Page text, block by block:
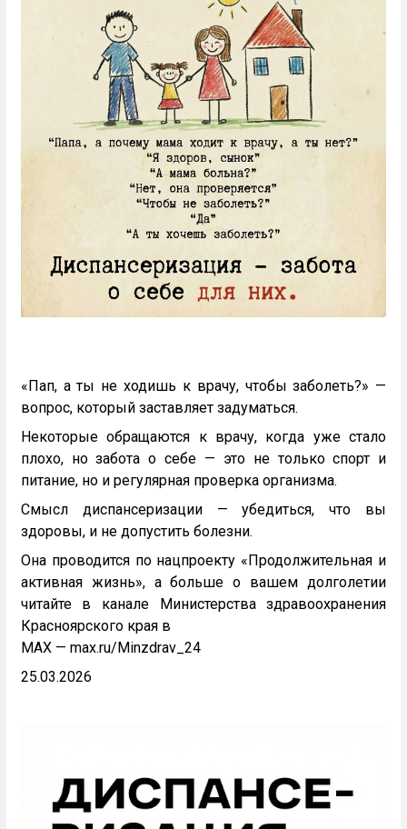
«Пап, а ты не ходишь к врачу, чтобы заболеть?» —
вопрос, который заставляет задуматься.
Некоторые обращаются к врачу, когда уже стало
плохо, но забота о себе — это не только спорт и
питание, но и регулярная проверка организма.
Смысл диспансеризации — убедиться, что вы
здоровы, и не допустить болезни.
Она проводится по нацпроекту «Продолжительная и
активная жизнь», а больше о вашем долголетии
читайте в канале Министерства здравоохранения
Красноярского края в
MAX — max.ru/Minzdrav_24
25.03.2026